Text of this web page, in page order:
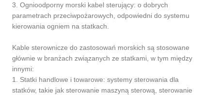
3. Ognioodporny morski kabel sterujący: o dobrych
parametrach przeciwpożarowych, odpowiedni do systemu
kierowania ogniem na statkach.
Kable sterownicze do zastosowań morskich są stosowane
głównie w branżach związanych ze statkami, w tym między
innymi:
1. Statki handlowe i towarowe: systemy sterowania dla
statków, takie jak sterowanie maszyną sterową, sterowanie